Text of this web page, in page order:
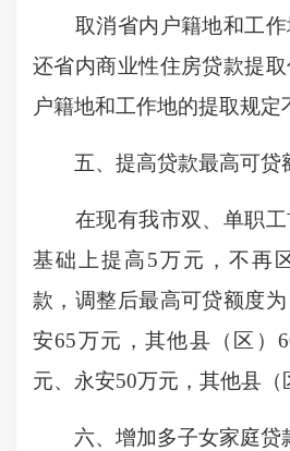
取消省内户籍地和工作
还省内商业性住房贷款提
户籍地和工作地的提取规定
五、提高贷款最高可贷
在现有我市双、单职工
基础上提高5万元，不再
款，调整后最高可贷额度
安65万元，其他县（区）
元、永安50万元，其他县（
六、增加多子女家庭贷